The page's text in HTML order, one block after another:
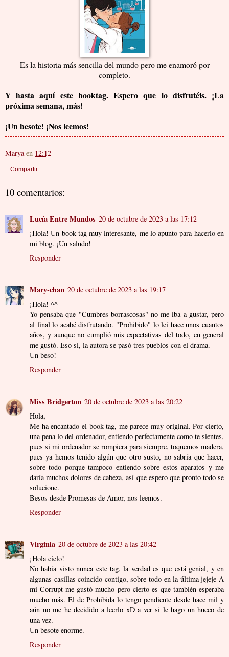
Es la historia más sencilla del mundo pero me enamoró por
completo.
Y hasta aquí este booktag. Espero que lo disfrutéis. ¡La
próxima semana, más!
¡Un besote! ¡Nos leemos!
Marya en 12:12
Compartir
10 comentarios:
Lucía Entre Mundos 20 de octubre de 2023 a las 17:12
¡Hola! Un book tag muy interesante, me lo apunto para hacerlo en
mi blog. ¡Un saludo!
Responder
Mary-chan 20 de octubre de 2023 a las 19:17
¡Hola! ^^
Yo pensaba que "Cumbres borrascosas" no me iba a gustar, pero
al final lo acabé disfrutando. "Prohibido" lo leí hace unos cuantos
años, y aunque no cumplió mis expectativas del todo, en general
me gustó. Eso si, la autora se pasó tres pueblos con el drama.
Un beso!
Responder
Miss Bridgerton 20 de octubre de 2023 a las 20:22
Hola,
Me ha encantado el book tag, me parece muy original. Por cierto,
una pena lo del ordenador, entiendo perfectamente como te sientes,
pues si mi ordenador se rompiera para siempre, toquemos madera,
pues ya hemos tenido algún que otro susto, no sabría que hacer,
sobre todo porque tampoco entiendo sobre estos aparatos y me
daría muchos dolores de cabeza, así que espero que pronto todo se
solucione.
Besos desde Promesas de Amor, nos leemos.
Responder
Virginia 20 de octubre de 2023 a las 20:42
¡Hola cielo!
No había visto nunca este tag, la verdad es que está genial, y en
algunas casillas coincido contigo, sobre todo en la última jejeje A
mí Corrupt me gustó mucho pero cierto es que también esperaba
mucho más. El de Prohibida lo tengo pendiente desde hace mil y
aún no me he decidido a leerlo xD a ver si le hago un hueco de
una vez.
Un besote enorme.
Responder